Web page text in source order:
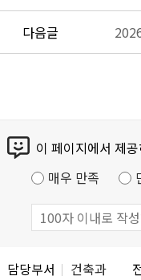
다음글
이 페이지에서 제
매우 만족
담당부서 건축과